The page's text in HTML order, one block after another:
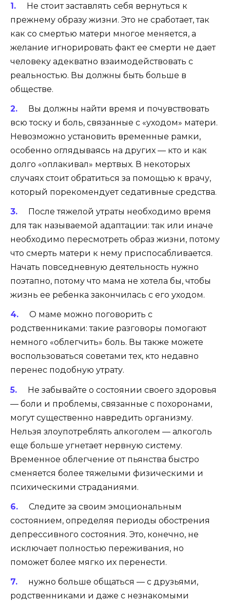
Не стоит заставлять себя вернуться к
прежнему образу жизни. Это не сработает, так
как со смертью матери многое меняется, а
желание игнорировать факт ее смерти не дает
человеку адекватно взаимодействовать с
реальностью. Вы должны быть больше в
обществе.
Вы должны найти время и почувствовать
всю тоску и боль, связанные с «уходом» матери.
Невозможно установить временные рамки,
особенно оглядываясь на других — кто и как
долго «оплакивал» мертвых. В некоторых
случаях стоит обратиться за помощью к врачу,
который порекомендует седативные средства.
После тяжелой утраты необходимо время
для так называемой адаптации: так или иначе
необходимо пересмотреть образ жизни, потому
что смерть матери к нему приспосабливается.
Начать повседневную деятельность нужно
поэтапно, потому что мама не хотела бы, чтобы
жизнь ее ребенка закончилась с его уходом.
О маме можно поговорить с
родственниками: такие разговоры помогают
немного «облегчить» боль. Вы также можете
воспользоваться советами тех, кто недавно
перенес подобную утрату.
Не забывайте о состоянии своего здоровья
— боли и проблемы, связанные с похоронами,
могут существенно навредить организму.
Нельзя злоупотреблять алкоголем — алкоголь
еще больше угнетает нервную систему.
Временное облегчение от пьянства быстро
сменяется более тяжелыми физическими и
психическими страданиями.
Следите за своим эмоциональным
состоянием, определяя периоды обострения
депрессивного состояния. Это, конечно, не
исключает полностью переживания, но
поможет более мягко их перенести.
нужно больше общаться — с друзьями,
родственниками и даже с незнакомыми